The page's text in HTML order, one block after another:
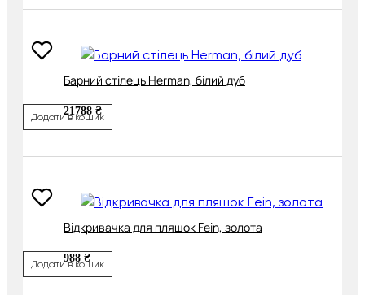
Барний стілець Herman, білий дуб
21788 ₴
Додати в кошик
Відкривачка для пляшок Fein, золота
988 ₴
Додати в кошик